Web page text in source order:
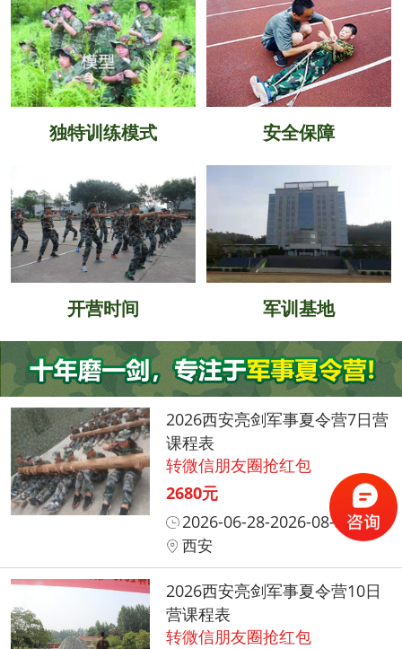
独特训练模式 安全保障
开营时间 军训基地
2026西安亮剑军事夏令营7日营
课程表
转微信朋友圈抢红包
2680元
2026-06-28-2026-08-31
西安
2026西安亮剑军事夏令营10日
营课程表
转微信朋友圈抢红包